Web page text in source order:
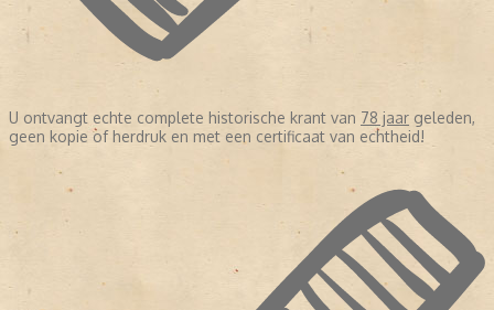
U ontvangt echte complete historische krant van 78 jaar geleden,
geen kopie of herdruk en met een certificaat van echtheid!